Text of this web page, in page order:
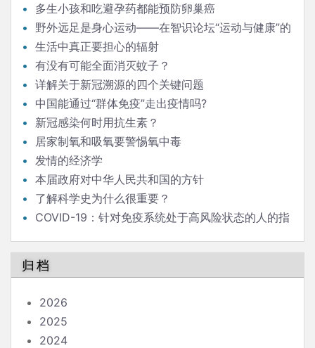
多生小孩和吃避孕药都能预防卵巢癌
野外远足是身心运动——在智识论坛“运动与健康”的
发言生活中真正要担心的辐射
有没有可能全面消灭蚊子？
详解关于新冠溯源的四个关键问题
中国能通过“群体免疫”走出疫情吗?
新冠感染何时用抗生素？
居家制氧和吸氧要警惕氧中毒
发情的经济学
本届政府对中华人民共和国的方针
了解科学史为什么很重要？
COVID-19：针对免疫系统处于高风险状态的人的指
归档
2026
2025
2024